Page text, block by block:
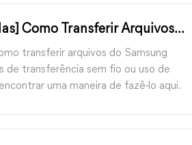
Como Transferir Arquivos
PCtransferir arquivos do Samsung
de transferência sem fio ou uso de
uma maneira de fazê-lo aqui.